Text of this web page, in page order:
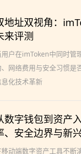
地址双视角：
来评测
户在imToken中同时管
网络费用与安全习惯是
化技术革新
数字钱包到资产
、安全边界与新
移动端数字资产工具不